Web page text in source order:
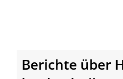
Berichte über